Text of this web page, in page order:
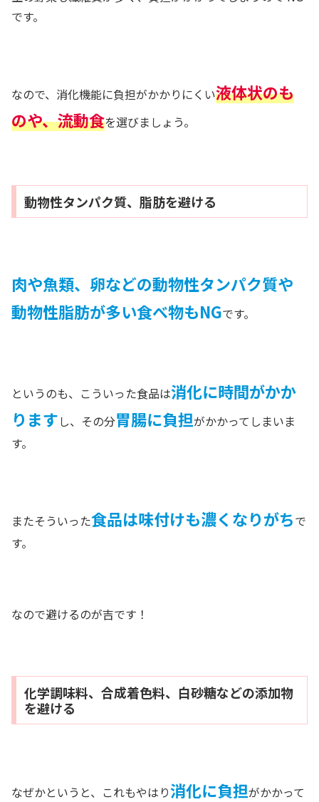
です。
なので、消化機能に負担がかかりにくい液体状のも
のや、流動食を選びましょう。
動物性タンパク質、脂肪を避ける
肉や魚類、卵などの動物性タンパク質や
動物性脂肪が多い食べ物もNGです。
というのも、こういった食品は消化に時間がかか
りますし、その分胃腸に負担がかかってしまいま
す。
またそういった食品は味付けも濃くなりがちで
す。
なので避けるのが吉です！
化学調味料、合成着色料、白砂糖などの添加物
を避ける
なぜかというと、これもやはり消化に負担がかかって